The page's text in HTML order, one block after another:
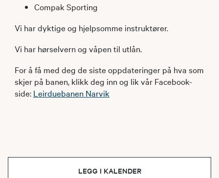
Compak Sporting
Vi har dyktige og hjelpsomme instruktører.
Vi har hørselvern og våpen til utlån.
For å få med deg de siste oppdateringer på hva som
skjer på banen, klikk deg inn og lik vår Facebook-
side: Leirduebanen Narvik
LEGG I KALENDER